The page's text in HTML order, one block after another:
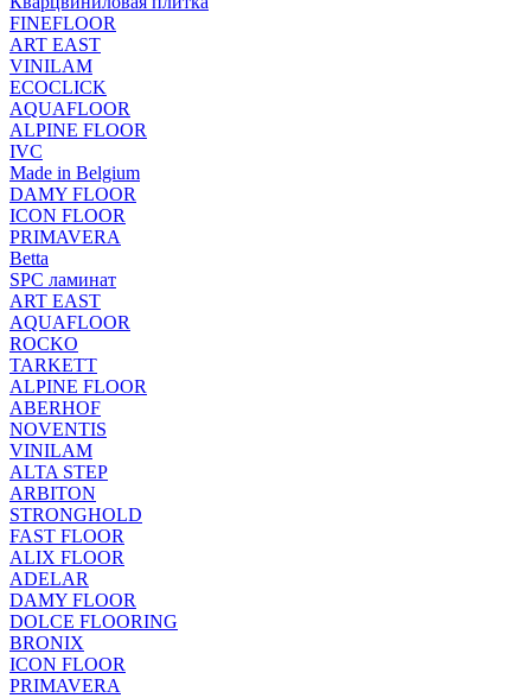
FINEFLOOR
ART EAST
VINILAM
ECOCLICK
AQUAFLOOR
ALPINE FLOOR
IVC
Made in Belgium
DAMY FLOOR
ICON FLOOR
PRIMAVERA
Betta
SPC ламинат
ART EAST
AQUAFLOOR
ROCKO
TARKETT
ALPINE FLOOR
ABERHOF
NOVENTIS
VINILAM
ALTA STEP
ARBITON
STRONGHOLD
FAST FLOOR
ALIX FLOOR
ADELAR
DAMY FLOOR
DOLCE FLOORING
BRONIX
ICON FLOOR
PRIMAVERA